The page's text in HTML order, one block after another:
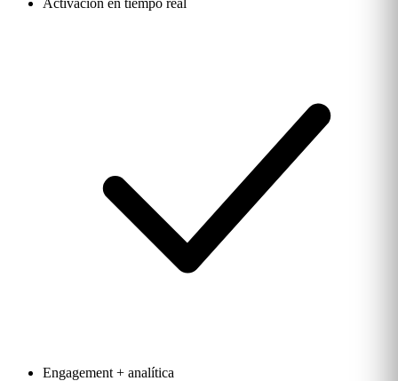
Activación en tiempo real
Engagement + analítica